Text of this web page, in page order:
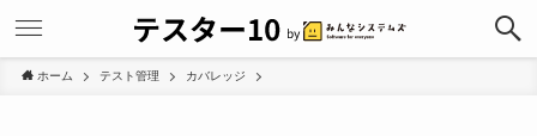
ホーム テスト管理 カバレッジ